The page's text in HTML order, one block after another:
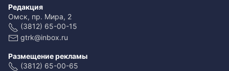
Редакция
Омск, пр. Мира, 2
(3812) 65-00-15
gtrk@inbox.ru
Размещение рекламы
(3812) 65-00-65